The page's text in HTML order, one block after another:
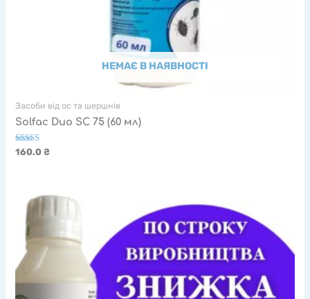
НЕМАЄ В НАЯВНОСТІ
Засоби від ос та шершнів
Solfac Duo SC 75 (60 мл)
Оцінено в
160.0₴